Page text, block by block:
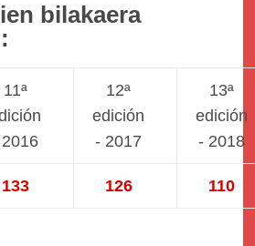
bilakaera
11ª
12ª
edición
- 2017
13ª
edición
- 2018
133 126 110